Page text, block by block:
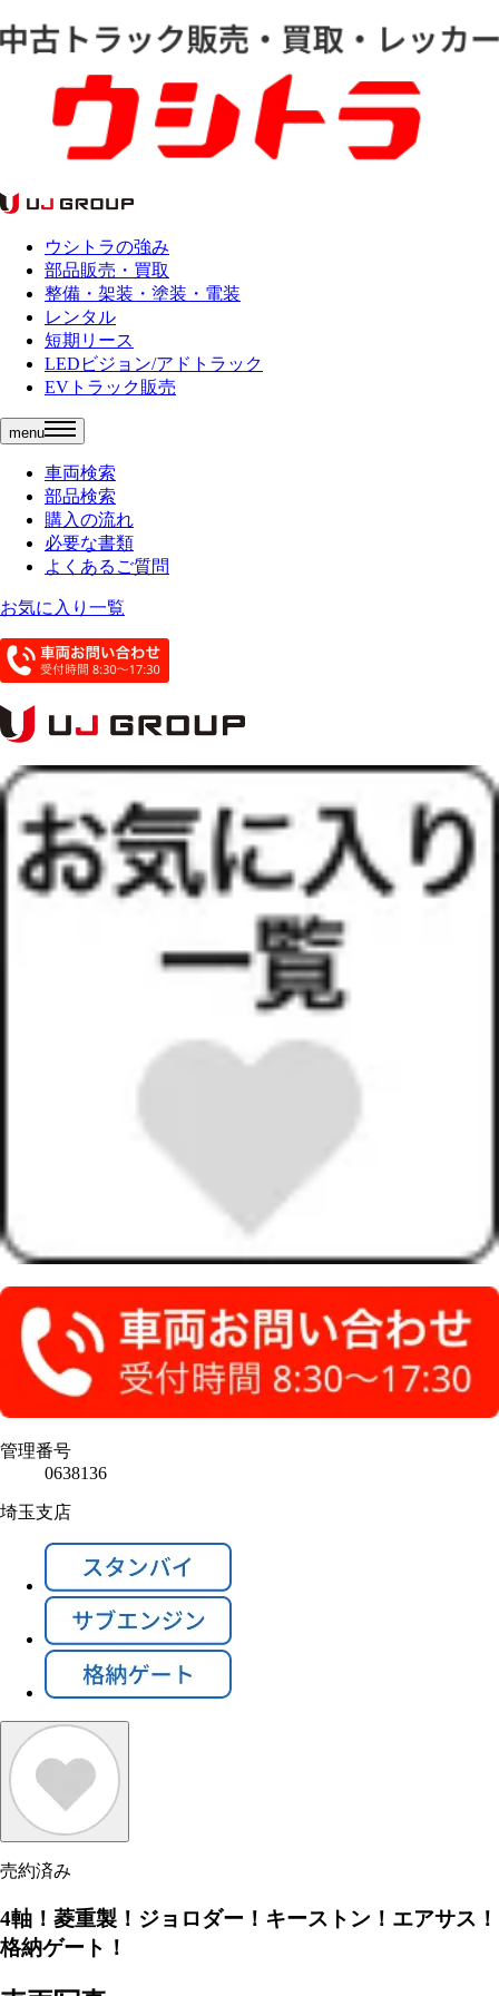
ウシトラの強み
部品販売・買取
整備・架装・塗装・電装
レンタル
短期リース
LEDビジョン/アドトラック
EVトラック販売
menu
車両検索
部品検索
購入の流れ
必要な書類
よくあるご質問
お気に入り一覧
管理番号
0638136
埼玉支店
売約済み
4軸！菱重製！ジョロダー！キーストン！エアサス！
格納ゲート！